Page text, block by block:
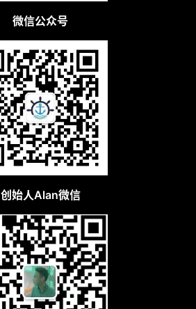
微信公众号
创始人Alan微信